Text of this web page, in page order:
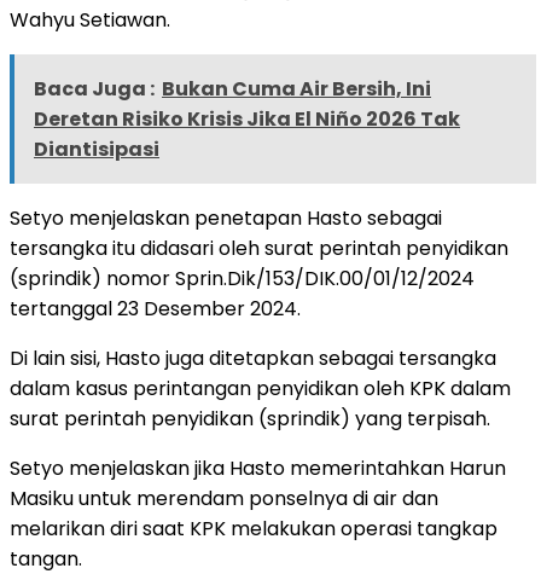
Wahyu Setiawan.
Baca Juga : Bukan Cuma Air Bersih, Ini
Deretan Risiko Krisis Jika El Niño 2026 Tak
Diantisipasi
Setyo menjelaskan penetapan Hasto sebagai
tersangka itu didasari oleh surat perintah penyidikan
(sprindik) nomor Sprin.Dik/153/DIK.00/01/12/2024
tertanggal 23 Desember 2024.
Di lain sisi, Hasto juga ditetapkan sebagai tersangka
dalam kasus perintangan penyidikan oleh KPK dalam
surat perintah penyidikan (sprindik) yang terpisah.
Setyo menjelaskan jika Hasto memerintahkan Harun
Masiku untuk merendam ponselnya di air dan
melarikan diri saat KPK melakukan operasi tangkap
tangan.